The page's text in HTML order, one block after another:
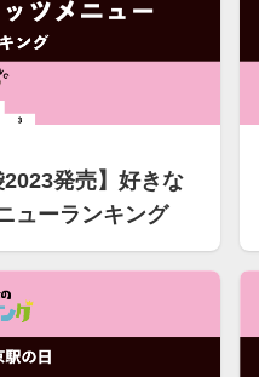
2023発売】好きな
ューランキング